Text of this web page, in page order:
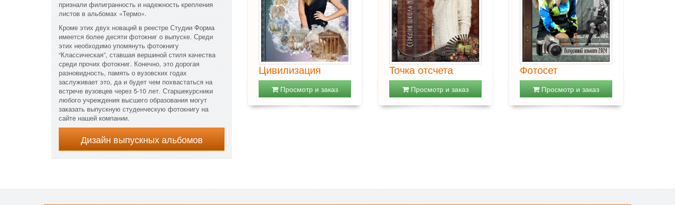
признали филигранность и надежность крепления
листов в альбомах «Термо».
Кроме этих двух новаций в реестре Студии Форма
имеется более десяти фотокниг о выпуске. Среди
этих необходимо упомянуть фотокнигу
“Классическая”, ставшая вершиной стиля качества
среди прочих фотокниг. Конечно, это дорогая
разновидность, память о вузовских годах
заслуживает это, да и будет чем похвастаться на
встрече вузовцев через 5-10 лет. Старшекурсники
любого учреждения высшего образования могут
заказать выпускную студенческую фотокнигу на
сайте нашей компании.
Дизайн выпускных альбомов
Цивилизация
Просмотр и заказ
Точка отсчета
Просмотр и заказ
Фотосет
Просмотр и заказ